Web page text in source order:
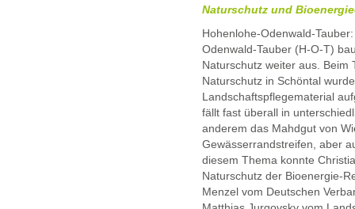
Naturschutz und
Hohenlohe-Odenwald-
Odenwald-Tauber (H-O-T)
Naturschutz weiter aus. Beim
Naturschutz in Schöntal
Landschaftspflegematerial
fällt fast überall in
anderem das Mahdgut von
Gewässerrandstreifen, aber
diesem Thema konnte
Naturschutz der Bioenergie-
Menzel vom Deutschen